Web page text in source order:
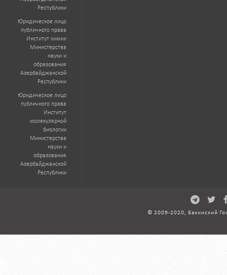
Республики
Юридическое лицо
публичного права
Институт химии
Министерства
науки и
образования
Азербайджанской
Республики
Юридическое лицо
публичного права
Институт
молекулярной
биологии
Министерства
науки и
образования
Азербайджанской
Республики
© 2009-2020, Бакинский